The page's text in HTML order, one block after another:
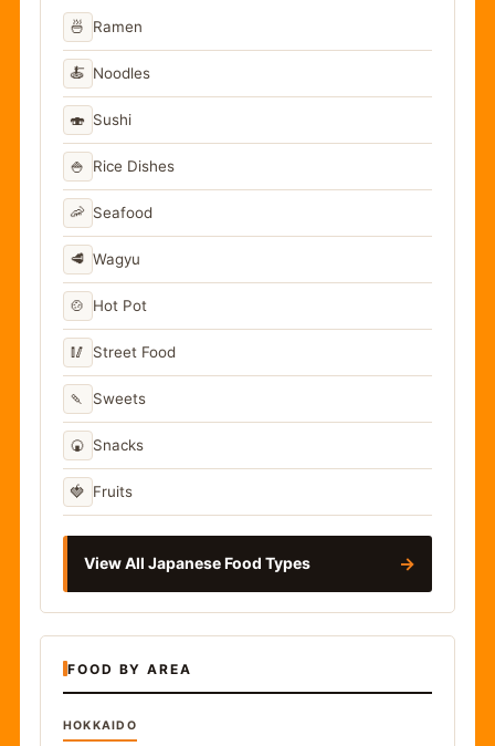
🍜 Ramen
🍝 Noodles
🍣 Sushi
🍚 Rice Dishes
🦐 Seafood
🥩 Wagyu
🍲 Hot Pot
🥢 Street Food
🍡 Sweets
🍘 Snacks
🍓 Fruits
View All Japanese Food Types →
FOOD BY AREA
HOKKAIDO